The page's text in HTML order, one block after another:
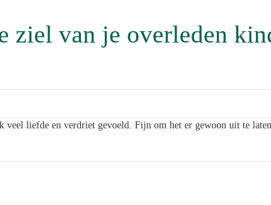
ziel van je overleden
liefde en verdriet gevoeld. Fijn om het er gewoon uit te